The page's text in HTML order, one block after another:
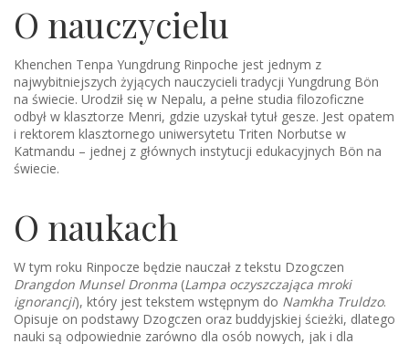
O nauczycielu
Khenchen Tenpa Yungdrung Rinpoche jest jednym z
najwybitniejszych żyjących nauczycieli tradycji Yungdrung Bön
na świecie. Urodził się w Nepalu, a pełne studia filozoficzne
odbył w klasztorze Menri, gdzie uzyskał tytuł gesze. Jest opatem
i rektorem klasztornego uniwersytetu Triten Norbutse w
Katmandu – jednej z głównych instytucji edukacyjnych Bön na
świecie.
O naukach
W tym roku Rinpocze będzie nauczał z tekstu Dzogczen
Drangdon Munsel Dronma (Lampa oczyszczająca mroki
ignorancji), który jest tekstem wstępnym do Namkha Truldzo.
Opisuje on podstawy Dzogczen oraz buddyjskiej ścieżki, dlatego
nauki są odpowiednie zarówno dla osób nowych, jak i dla